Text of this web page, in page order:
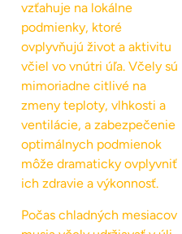
vzťahuje na lokálne
podmienky, ktoré
ovplyvňujú život a aktivitu
včiel vo vnútri úľa. Včely sú
mimoriadne citlivé na
zmeny teploty, vlhkosti a
ventilácie, a zabezpečenie
optimálnych podmienok
môže dramaticky ovplyvniť
ich zdravie a výkonnosť.
Počas chladných mesiacov